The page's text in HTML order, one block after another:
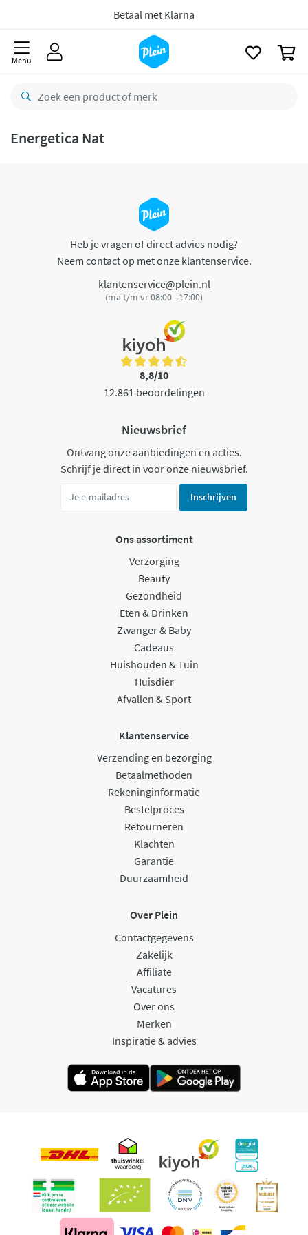
Betaal met Klarna
Menu
Energetica Nat
Heb je vragen of direct advies nodig?
Neem contact op met onze klantenservice.
klantenservice@plein.nl
(ma t/m vr 08:00 - 17:00)
8,8/10
12.861 beoordelingen
Nieuwsbrief
Ontvang onze aanbiedingen en acties.
Schrijf je direct in voor onze nieuwsbrief.
Inschrijven
Ons assortiment
Verzorging
Beauty
Gezondheid
Eten & Drinken
Zwanger & Baby
Cadeaus
Huishouden & Tuin
Huisdier
Afvallen & Sport
Klantenservice
Verzending en bezorging
Betaalmethoden
Rekeninginformatie
Bestelproces
Retourneren
Klachten
Garantie
Duurzaamheid
Over Plein
Contactgegevens
Zakelijk
Affiliate
Vacatures
Over ons
Merken
Inspiratie & advies